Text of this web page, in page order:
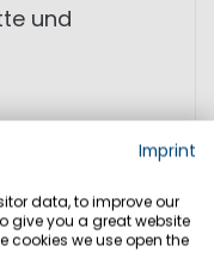
und
Imprint
data, to improve our
give you a great website
cookies we use open the